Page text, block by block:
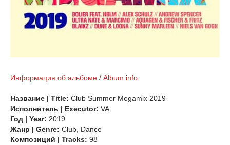
Информация об альбоме / Album info:
Название | Title: Club Summer Megamix 2019
Исполнитель | Executor: VA
Год | Year: 2019
Жанр | Genre: Club, Dance
Композиций | Tracks: 98